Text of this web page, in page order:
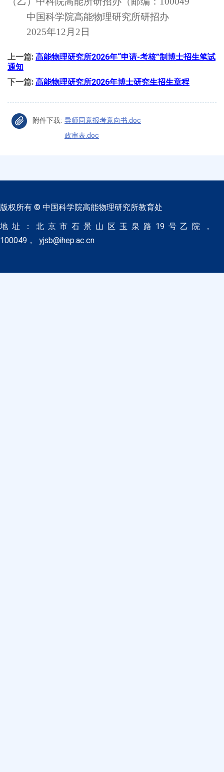
中国科学院高能物理研究所研招办
2025年12月2日
上一篇: 高能物理研究所2026年“申请-考核”制博士招生笔试
通知
下一篇: 高能物理研究所2026年博士研究生招生章程
附件下载: 导师同意报考意向书.doc
政审表.doc
版权所有 © 中国科学院高能物理研究所教育处
地址：北京市石景山区玉泉路19号乙院，
100049， yjsb@ihep.ac.cn